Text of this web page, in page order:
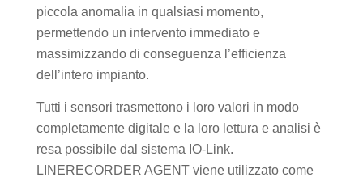
piccola anomalia in qualsiasi momento,
permettendo un intervento immediato e
massimizzando di conseguenza l’efficienza
dell’intero impianto.
Tutti i sensori trasmettono i loro valori in modo
completamente digitale e la loro lettura e analisi è
resa possibile dal sistema IO-Link.
LINERECORDER AGENT viene utilizzato come